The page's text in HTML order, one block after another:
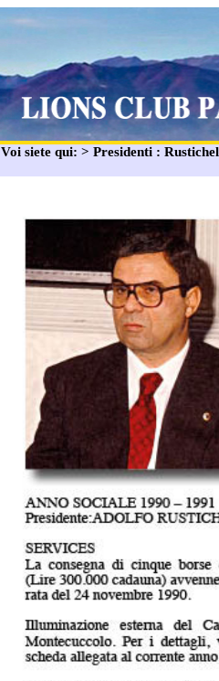
Voi siete qui: > Presidenti :